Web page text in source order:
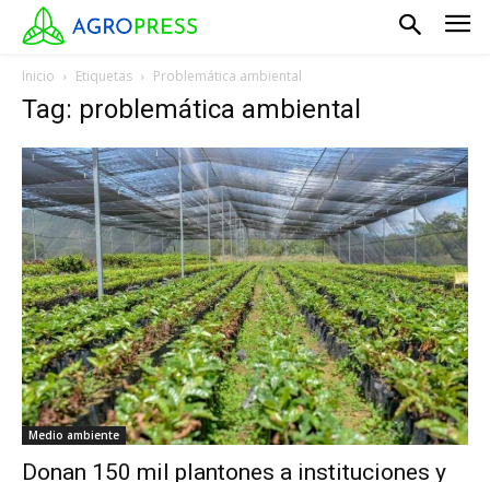
Inicio Etiquetas Problemática ambiental
Tag: problemática ambiental
Medio ambiente
Donan 150 mil plantones a instituciones y